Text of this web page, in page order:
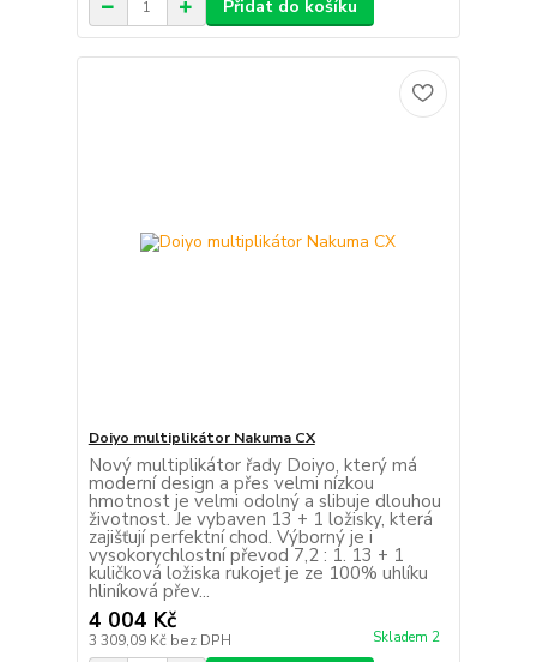
Přidat do košíku
Doiyo multiplikátor Nakuma CX
Nový multiplikátor řady Doiyo, který má
moderní design a přes velmi nízkou
hmotnost je velmi odolný a slibuje dlouhou
životnost. Je vybaven 13 + 1 ložisky, která
zajišťují perfektní chod. Výborný je i
vysokorychlostní převod 7,2 : 1. 13 + 1
kuličková ložiska rukojeť je ze 100% uhlíku
hliníková přev...
4 004 Kč
3 309,09 Kč bez DPH Skladem 2